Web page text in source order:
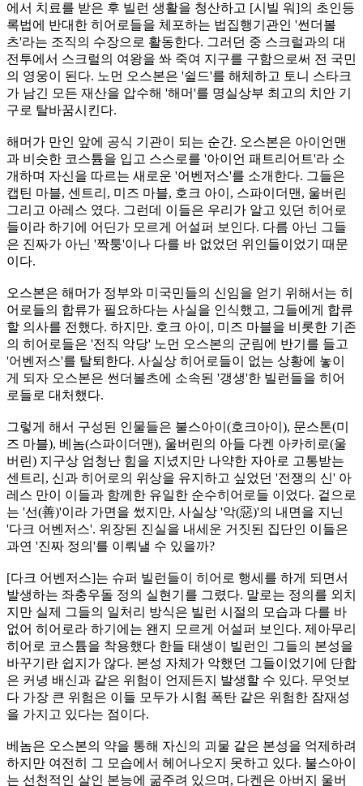
에서 치료를 받은 후 빌런 생활을 청산하고 [시빌 워]의 초인등
록법에 반대한 히어로들을 체포하는 법집행기관인 '썬더볼
츠'라는 조직의 수장으로 활동한다. 그러던 중 스크럴과의 대
전투에서 스크럴의 여왕을 쏴 죽여 지구를 구함으로써 전 국민
의 영웅이 된다. 노먼 오스본은 '쉴드'를 해체하고 토니 스타크
가 남긴 모든 재산을 압수해 '해머'를 명실상부 최고의 치안 기
구로 탈바꿈시킨다.
해머가 만인 앞에 공식 기관이 되는 순간. 오스본은 아이언맨
과 비슷한 코스튬을 입고 스스로를 '아이언 패트리어트'라 소
개하며 자신을 따르는 새로운 '어벤저스'를 소개한다. 그들은
캡틴 마블, 센트리, 미즈 마블, 호크 아이, 스파이더맨, 울버린
그리고 아레스 였다. 그런데 이들은 우리가 알고 있던 히어로
들이라 하기에 어딘가 모르게 어설퍼 보인다. 다름 아닌 그들
은 진짜가 아닌 '짝퉁'이나 다를 바 없었던 위인들이었기 때문
이다.
오스본은 해머가 정부와 미국민들의 신임을 얻기 위해서는 히
어로들의 합류가 필요하다는 사실을 인식했고, 그들에게 합류
할 의사를 전했다. 하지만. 호크 아이, 미즈 마블을 비롯한 기존
의 히어로들은 '전직 악당' 노먼 오스본의 군림에 반기를 들고
'어벤저스'를 탈퇴한다. 사실상 히어로들이 없는 상황에 놓이
게 되자 오스본은 썬더볼츠에 소속된 '갱생'한 빌런들을 히어
로들로 대처했다.
그렇게 해서 구성된 인물들은 불스아이(호크아이), 문스톤(미
즈 마블), 베놈(스파이더맨), 울버린의 아들 다켄 아카히로(울
버린) 지구상 엄청난 힘을 지녔지만 나약한 자아로 고통받는
센트리, 신과 히어로의 위상을 유지하고 싶었던 '전쟁의 신' 아
레스 만이 이들과 함께한 유일한 순수히어로들 이었다. 겉으로
는 '선(善)'이라 가면을 썼지만, 사실상 '악(惡)'의 내면을 지닌
'다크 어벤저스'. 위장된 진실을 내세운 거짓된 집단인 이들은
과연 '진짜 정의'를 이뤄낼 수 있을까?
[다크 어벤저스]는 슈퍼 빌런들이 히어로 행세를 하게 되면서
발생하는 좌충우돌 정의 실현기를 그렸다. 말로는 정의를 외치
지만 실제 그들의 일처리 방식은 빌런 시절의 모습과 다를 바
없어 히어로라 하기에는 왠지 모르게 어설퍼 보인다. 제아무리
히어로 코스튬을 착용했다 한들 태생이 빌런인 그들의 본성을
바꾸기란 쉽지가 않다. 본성 자체가 악했던 그들이었기에 단합
은 커녕 배신과 같은 위험이 언제든지 발생할 수 있다. 무엇보
다 가장 큰 위험은 이들 모두가 시험 폭탄 같은 위험한 잠재성
을 가지고 있다는 점이다.
베놈은 오스본의 약을 통해 자신의 괴물 같은 본성을 억제하려
하지만 여전히 그 모습에서 헤어나오지 못하고 있다. 불스아이
는 선천적인 살인 본능에 굶주려 있으며, 다켄은 아버지 울버